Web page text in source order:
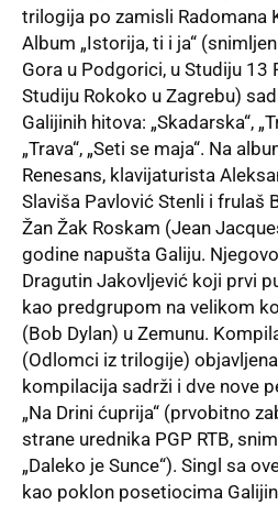
trilogija po zamisli Radomana
Album „Istorija, ti i ja“
Gora u Podgorici, u Studiju 13
Studiju Rokoko u Zagrebu)
Galijinih hitova: „Skadarska“,
„Trava“, „Seti se maja“. Na
Renesans, klavijaturista
Slaviša Pavlović Stenli i frulaš
Žan Žak Roskam (Jean
godine napušta Galiju.
Dragutin Jakovljević koji prvi
kao predgrupom na velikom
(Bob Dylan) u Zemunu.
(Odlomci iz trilogije)
kompilacija sadrži i dve nove
„Na Drini ćuprija“ (prvobitno
strane urednika PGP RTB,
„Daleko je Sunce“). Singl sa
kao poklon posetiocima